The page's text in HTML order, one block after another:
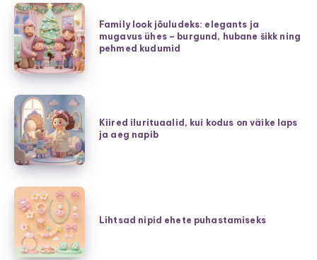
valida
tütrele
parim
mudel?
Family
look
jõuludeks:
elegants
mugavus
ühes
burgund,
hubane
šikk
ning
pehmed
kudumid
Family look jõuludeks: elegants ja
mugavus ühes – burgund, hubane šikk ning
pehmed kudumid
Kiired
ilurituaalid,
kui
kodus
on
väike
laps
ja
aeg
Kiired ilurituaalid, kui kodus on väike laps
ja aeg napib
Lihtsad
nipid
ehete
puhastamiseks
Lihtsad nipid ehete puhastamiseks